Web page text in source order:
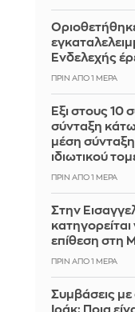
Ενδελεχής
ΠΡΙΝ ΑΠΌ 1 ΜΈΡΑ
Έξι στους 10
σύνταξη
μέση
ιδιωτικού
ΠΡΙΝ ΑΠΌ 1 ΜΈΡΑ
Στην
επίθεση στη
ΠΡΙΝ ΑΠΌ 1 ΜΈΡΑ
Συμβάσεις